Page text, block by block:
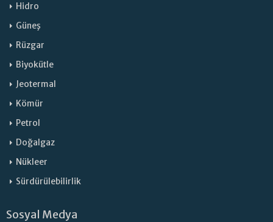
Hidro
Güneş
Rüzgar
Biyokütle
Jeotermal
Kömür
Petrol
Doğalgaz
Nükleer
Sürdürülebilirlik
Sosyal Medya